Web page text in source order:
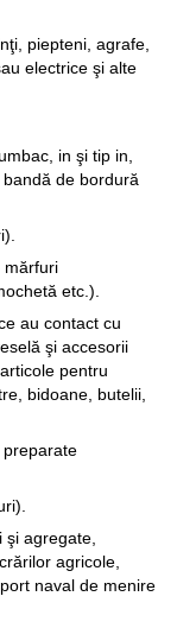
piepteni, agrafe,
electrice şi alte
in şi tip in,
de bordură
mărfuri
etc.).
au contact cu
şi accesorii
pentru
bidoane, butelii,
preparate
şi agregate,
agricole,
naval de menire